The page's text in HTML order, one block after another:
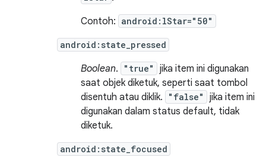
Contoh: android:lStar="50"
android:state_pressed
Boolean. "true"
jika item ini digunakan
saat objek diketuk, seperti saat tombol
disentuh atau diklik.
"false"
jika item ini
digunakan dalam status default, tidak
diketuk.
android:state_focused